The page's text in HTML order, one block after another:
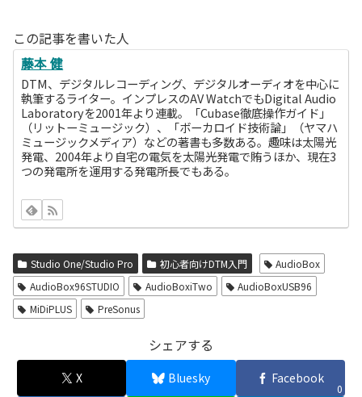
この記事を書いた人
藤本 健
DTM、デジタルレコーディング、デジタルオーディオを中心に
執筆するライター。インプレスのAV WatchでもDigital Audio
Laboratoryを2001年より連載。「Cubase徹底操作ガイド」
（リットーミュージック）、「ボーカロイド技術論」（ヤマハ
ミュージックメディア）などの著書も多数ある。趣味は太陽光
発電、2004年より自宅の電気を太陽光発電で賄うほか、現在3
つの発電所を運用する発電所長でもある。
Studio One/Studio Pro 初心者向けDTM入門
AudioBox
AudioBox96STUDIO
AudioBoxiTwo
AudioBoxUSB96
MiDiPLUS
PreSonus
シェアする
X Bluesky Facebook
0